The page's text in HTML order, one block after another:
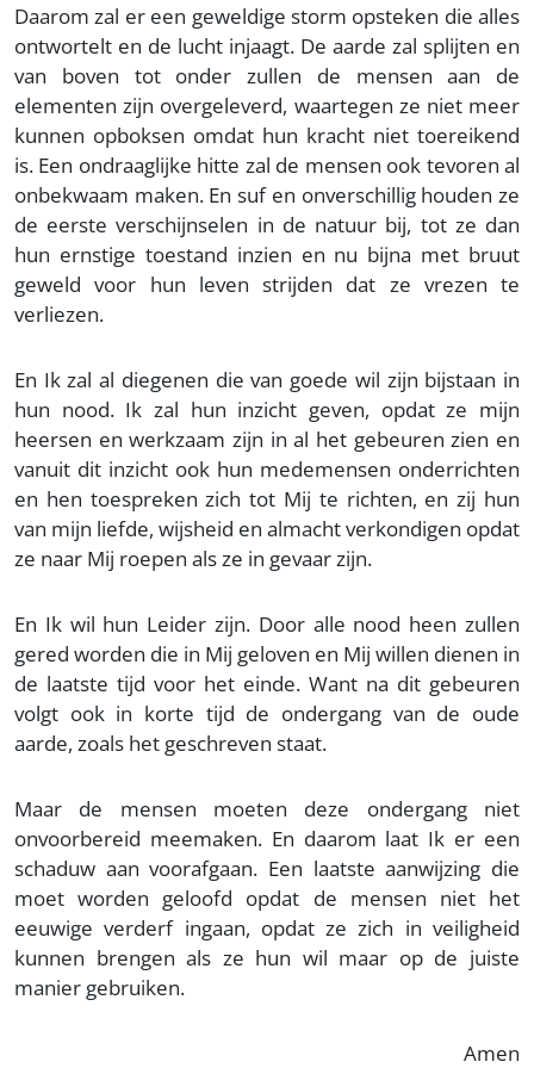
Daarom zal er een geweldige storm opsteken die alles
ontwortelt en de lucht injaagt. De aarde zal splijten en
van boven tot onder zullen de mensen aan de
elementen zijn overgeleverd, waartegen ze niet meer
kunnen opboksen omdat hun kracht niet toereikend
is. Een ondraaglijke hitte zal de mensen ook tevoren al
onbekwaam maken. En suf en onverschillig houden ze
de eerste verschijnselen in de natuur bij, tot ze dan
hun ernstige toestand inzien en nu bijna met bruut
geweld voor hun leven strijden dat ze vrezen te
verliezen.
En Ik zal al diegenen die van goede wil zijn bijstaan in
hun nood. Ik zal hun inzicht geven, opdat ze mijn
heersen en werkzaam zijn in al het gebeuren zien en
vanuit dit inzicht ook hun medemensen onderrichten
en hen toespreken zich tot Mij te richten, en zij hun
van mijn liefde, wijsheid en almacht verkondigen opdat
ze naar Mij roepen als ze in gevaar zijn.
En Ik wil hun Leider zijn. Door alle nood heen zullen
gered worden die in Mij geloven en Mij willen dienen in
de laatste tijd voor het einde. Want na dit gebeuren
volgt ook in korte tijd de ondergang van de oude
aarde, zoals het geschreven staat.
Maar de mensen moeten deze ondergang niet
onvoorbereid meemaken. En daarom laat Ik er een
schaduw aan voorafgaan. Een laatste aanwijzing die
moet worden geloofd opdat de mensen niet het
eeuwige verderf ingaan, opdat ze zich in veiligheid
kunnen brengen als ze hun wil maar op de juiste
manier gebruiken.
Amen